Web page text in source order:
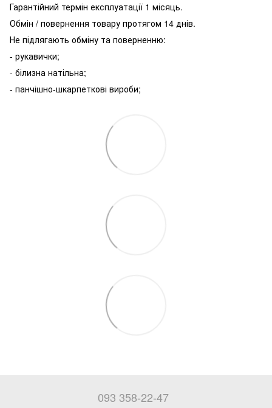
Гарантійний термін експлуатації 1 місяць.
Обмін / повернення товару протягом 14 днів.
Не підлягають обміну та поверненню:
- рукавички;
- білизна натільна;
- панчішно-шкарпеткові вироби;
093 358-22-47